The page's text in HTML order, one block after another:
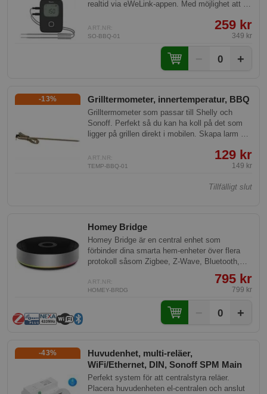
realtid via eWeLink-appen. Med möjlighet att få
grillrekommendationer, är den ett perfekt tillägg
för alla grillentusiasters kök. Passar lika bra i
grillen, ugnen och kastrullen.
ART.NR:
SO-BBQ-01
259 kr
349 kr
0 +
Grilltermometer, innertemperatur, BBQ
-13%
Grilltermometer som passar till Shelly och
Sonoff. Perfekt så du kan ha koll på det som
ligger på grillen direkt i mobilen. Skapa larm när
ART.NR:
TEMP-BBQ-01
129 kr
149 kr
Tillfälligt slut
Homey Bridge
Homey Bridge är en central enhet som
förbinder dina smarta hem-enheter över flera
protokoll såsom Zigbee, Z-Wave, Bluetooth,
433 MHz, och infraröd teknik. Den erbjuder en
enkel installation, elegant design, och fungerar
sömlöst med Homey Premium för en utvidgad
ART.NR:
HOMEY-BRDG
795 kr
799 kr
0 +
Huvudenhet, multi-reläer,
WiFi/Ethernet, DIN, Sonoff SPM Main
-43%
Perfekt system för att centralstyra reläer.
Placera huvudenheten el-centralen och anslut